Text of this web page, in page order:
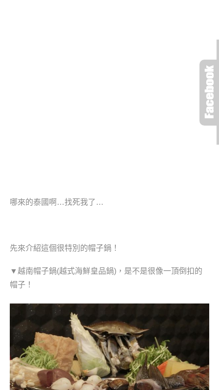
哪來的泰國啊…找死我了…
先來介紹這個很特別的帽子鍋！
▼越南帽子鍋(越式海鮮皇品鍋)，是不是很像一頂倒扣的
帽子！